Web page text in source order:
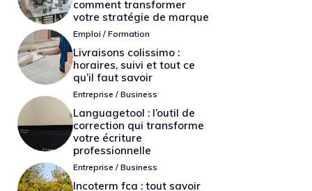
comment transformer
votre stratégie de marque
Emploi / Formation
Livraisons colissimo :
horaires, suivi et tout ce
qu’il faut savoir
Entreprise / Business
Languagetool : l’outil de
correction qui transforme
votre écriture
professionnelle
Entreprise / Business
Incoterm fca : tout savoir